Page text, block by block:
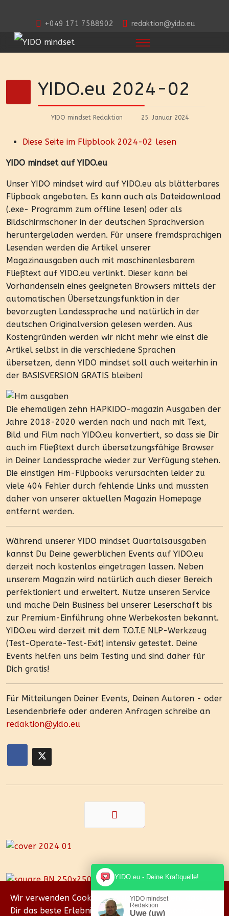
+049 171 7588902 redaktion@yido.eu
YIDO.eu 2024-02
YIDO mindset Redaktion 25. Januar 2024
Diese Seite im Flipblook 2024-02 lesen
YIDO mindset auf YIDO.eu
Unser YIDO mindset wird auf YIDO.eu als blätterbares
Flipbook angeboten. Es kann auch als Dateidownload
(.exe- Programm zum offline lesen) oder als
Bildschirmschoner in der deutschen Sprachversion
heruntergeladen werden. Für unsere fremdsprachigen
Lesenden werden die Artikel unserer
Magazinausgaben auch mit maschinenlesbarem
Fließtext auf YIDO.eu verlinkt. Dieser kann bei
Vorhandensein eines geeigneten Browsers mittels der
automatischen Übersetzungsfunktion in der
bevorzugten Landessprache und natürlich in der
deutschen Originalversion gelesen werden. Aus
Kostengründen werden wir nicht mehr wie einst die
Artikel selbst in die verschiedene Sprachen
übersetzen, denn YIDO mindset soll auch weiterhin in
der BASISVERSION GRATIS bleiben!
Die ehemaligen zehn HAPKIDO-magazin Ausgaben der
Jahre 2018-2020 werden nach und nach mit Text,
Bild und Film nach YIDO.eu konvertiert, so dass sie Dir
auch im Fließtext durch übersetzungsfähige Browser
in Deiner Landessprache wieder zur Verfügung stehen.
Die einstigen Hm-Flipbooks verursachten leider zu
viele 404 Fehler durch fehlende Links und mussten
daher von unserer aktuellen Magazin Homepage
entfernt werden.
Während unserer YIDO mindset Quartalsausgaben
kannst Du Deine gewerblichen Events auf YIDO.eu
derzeit noch kostenlos eingetragen lassen. Neben
unserem Magazin wird natürlich auch dieser Bereich
perfektioniert und erweitert. Nutze unseren Service
und mache Dein Business bei unserer Leserschaft bis
zur Premium-Einführung ohne Werbekosten bekannt.
YIDO.eu wird derzeit mit dem T.O.T.E NLP-Werkzeug
(Test-Operate-Test-Exit) intensiv getestet. Deine
Events helfen uns beim Testing und sind daher für
Dich gratis!
Für Mitteilungen Deiner Events, Deinen Autoren - oder
Lesendenbriefe oder anderen Anfragen schreibe an
redaktion@yido.eu
Wir verwenden Cookies, um sicherzustellen, dass wir
Dir das beste Erlebnis auf unserer Website bieten.
YIDO.eu - Deine Kraftquelle!
YIDO mindset
Redaktion
Uwe (uw)